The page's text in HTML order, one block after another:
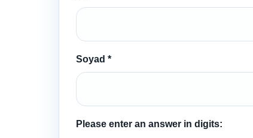
Soyad *
Please enter an answer in digits: